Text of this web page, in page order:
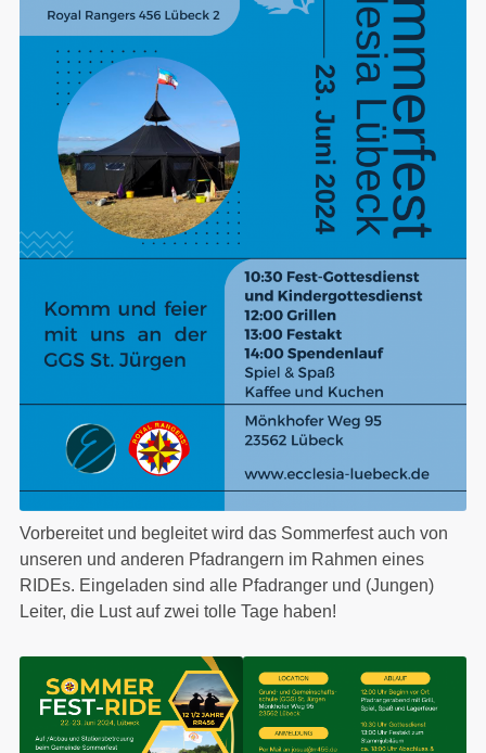
Vorbereitet und begleitet wird das Sommerfest auch von
unseren und anderen Pfadrangern im Rahmen eines
RIDEs. Eingeladen sind alle Pfadranger und (Jungen)
Leiter, die Lust auf zwei tolle Tage haben!